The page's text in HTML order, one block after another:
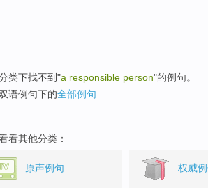
类下找不到"a responsible person"的例句。
语例句下的全部例句
看其他分类：
原声例句 权威